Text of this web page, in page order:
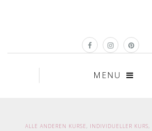
MENU
ALLE ANDEREN KURSE, INDIVIDUELLER KURS,